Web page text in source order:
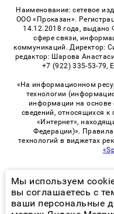
Наименование: сетевое
ООО «Проказан».
14.12.2018 года, выдано
сфере связи,
коммуникаций. Директор:
редактор: Шарова
+7 (922) 335-53-79,
«На информационном
технологии
информации на основе
сведений, относящихся к
«Интернет»,
Федерации)».
технологий в виджетах
© 2026
Возрастная
Мы используем
вы соглашаетесь с
ваши персональные